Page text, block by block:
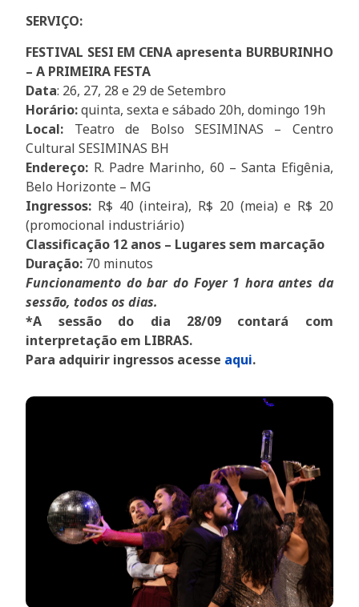
SERVIÇO:
FESTIVAL SESI EM CENA apresenta BURBURINHO
– A PRIMEIRA FESTA
Data: 26, 27, 28 e 29 de Setembro
Horário:quinta, sexta e sábado 20h, domingo 19h
Local: Teatro de Bolso SESIMINAS – Centro
Cultural SESIMINAS BH
Endereço: R. Padre Marinho, 60 – Santa Efigênia,
Belo Horizonte – MG
Ingressos: R$ 40 (inteira), R$ 20 (meia) e R$ 20
(promocional industriário)
Classificação 12 anos – Lugares sem marcação
Duração: 70 minutos
Funcionamento do bar do Foyer 1 hora antes da
sessão, todos os dias.
*A sessão do dia 28/09 contará com
interpretação em LIBRAS.
Para adquirir ingressos acesse aqui.